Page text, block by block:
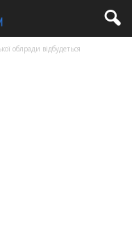
облради відбудеться